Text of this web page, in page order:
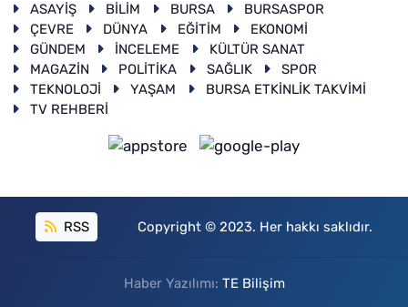
ASAYİŞ BİLİM BURSA
BURSASPOR
ÇEVRE
DÜNYA EĞİTİM
EKONOMİ
GÜNDEM
İNCELEME
KÜLTÜR SANAT
MAGAZİN
POLİTİKA SAĞLIK
SPOR
TEKNOLOJİ
YAŞAM
BURSA ETKİNLİK TAKVİMİ
TV REHBERİ
RSS Copyright © 2023. Her hakkı saklıdır.
Haber Yazılımı: TE Bilişim